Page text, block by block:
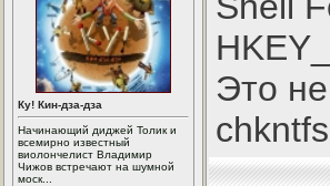
Ку! Кин-дза-дза
Начинающий диджей Толик и
всемирно известный
виолончелист Владимир
Чижов встречают на шумной
моск...
Это